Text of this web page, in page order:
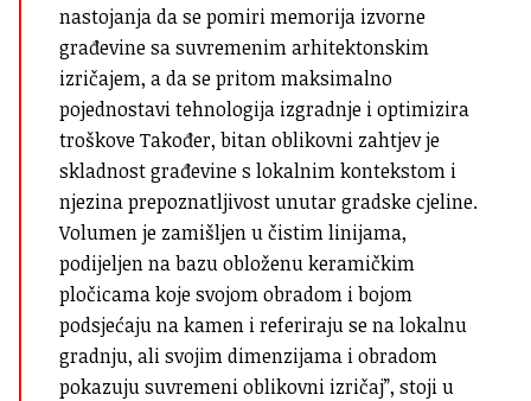
nastojanja da se pomiri memorija izvorne
građevine sa suvremenim arhitektonskim
izričajem, a da se pritom maksimalno
pojednostavi tehnologija izgradnje i optimizira
troškoveTakođer, bitan oblikovni zahtjev je
skladnost građevine s lokalnim kontekstom i
njezina prepoznatljivost unutar gradske cjeline.
Volumen je zamišljen u čistim linijama,
podijeljen na bazu obloženu keramičkim
pločicama koje svojom obradom i bojom
podsjećaju na kamen i referiraju se na lokalnu
gradnju, ali svojim dimenzijama i obradom
pokazuju suvremeni oblikovni izričaj”, stoji u